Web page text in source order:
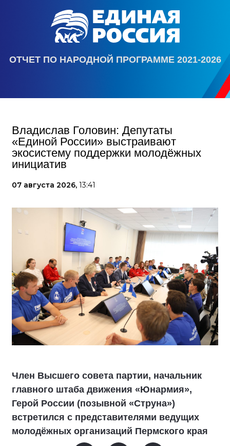
ОТЧЕТ ПО НАРОДНОЙ ПРОГРАММЕ 2021-2026
Владислав Головин: Депутаты
«Единой России» выстраивают
экосистему поддержки молодёжных
инициатив
07 августа 2026, 13:41
Член Высшего совета партии, начальник
главного штаба движения «Юнармия»,
Герой России (позывной «Струна»)
встретился с представителями ведущих
молодёжных организаций Пермского края